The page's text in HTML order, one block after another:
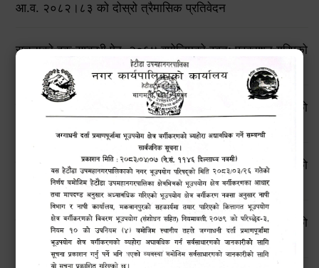
आ.व. २०८२।८३ को दोस्रो त्रैमासिक प्रतिवेदन
सूचनाको हक सम्बन्धी ऐन, २०६४ बमोजिमको स्वतः प्रकाशन गरिएको
आ.व. २०८२।८३ को प्रथम त्रैमासिक प्रतिवेदन
सूचनाको हक सम्बन्धी ऐन, २०६४ बमोजिमको स्वतः प्रकाशन गरिएको
सूचनाको हक सम्बन्धी ऐन, २०६४ बमोजिमको स्वतः प्रकाशन गरिएको
आ.व. २०८१।८२ को तेस्रो त्रैमासिक प्रतिवेदन
सूचनाको हक सम्बन्धी ऐन, २०६४ बमोजिमको स्वतः प्रकाशन गरिएको
आ.व. २०८१।८२ को दोस्रो त्रैमासिक प्रतिवेदन